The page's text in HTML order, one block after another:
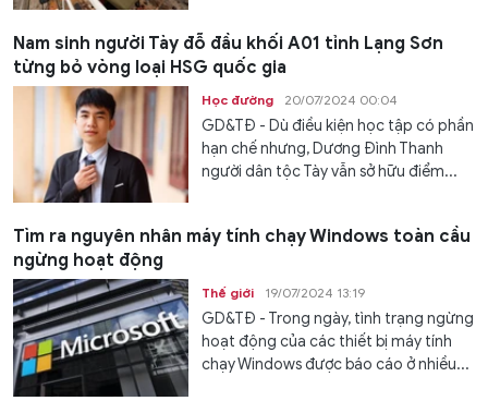
Nam sinh người Tày đỗ đầu khối A01 tỉnh Lạng Sơn
từng bỏ vòng loại HSG quốc gia
Học đường 20/07/2024 00:04
GD&TĐ - Dù điều kiện học tập có phần
hạn chế nhưng, Dương Đình Thanh
người dân tộc Tày vẫn sở hữu điểm...
Tìm ra nguyên nhân máy tính chạy Windows toàn cầu
ngừng hoạt động
Thế giới 19/07/2024 13:19
GD&TĐ - Trong ngày, tình trạng ngừng
hoạt động của các thiết bị máy tính
chạy Windows được báo cáo ở nhiều...